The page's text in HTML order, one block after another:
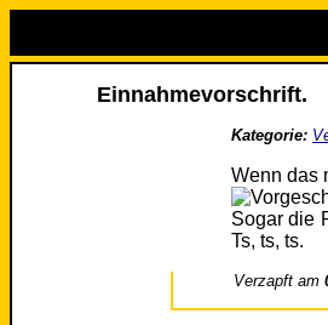
Einnahmevorschrift.
Kategorie:
Wenn das
Sogar die
Ts, ts, ts.
Verzapft am